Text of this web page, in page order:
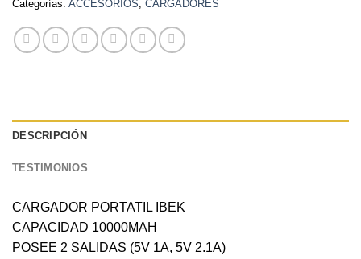
Categorías: ACCESORIOS CARGADORES
DESCRIPCIÓN
TESTIMONIOS
CARGADOR PORTATIL IBEK
CAPACIDAD 10000MAH
POSEE 2 SALIDAS (5V 1A, 5V 2.1A)